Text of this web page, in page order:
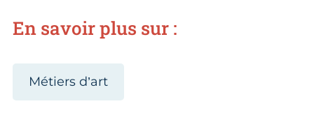
En savoir plus sur :
Métiers d’art